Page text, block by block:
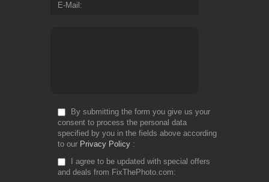
E-Mail
By submitting the form you give us your
consent to process the personal data
specified by you in the fields above according
to our Privacy Policy
I agree to be updated with special offers
and deals from FixThePhoto.com